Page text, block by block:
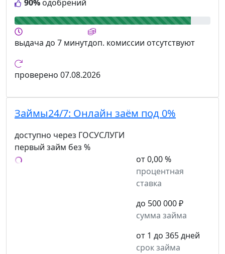
90% одобрений
выдача до 7 минутдоп. комиссии отсутствуют
проверено 07.08.2026
Займы24/7: Онлайн заём под 0%
доступно через ГОСУСЛУГИ
первый займ без %
от 0,00 %
процентная
ставка
до 500 000 ₽
сумма займа
от 1 до 365 дней
срок займа